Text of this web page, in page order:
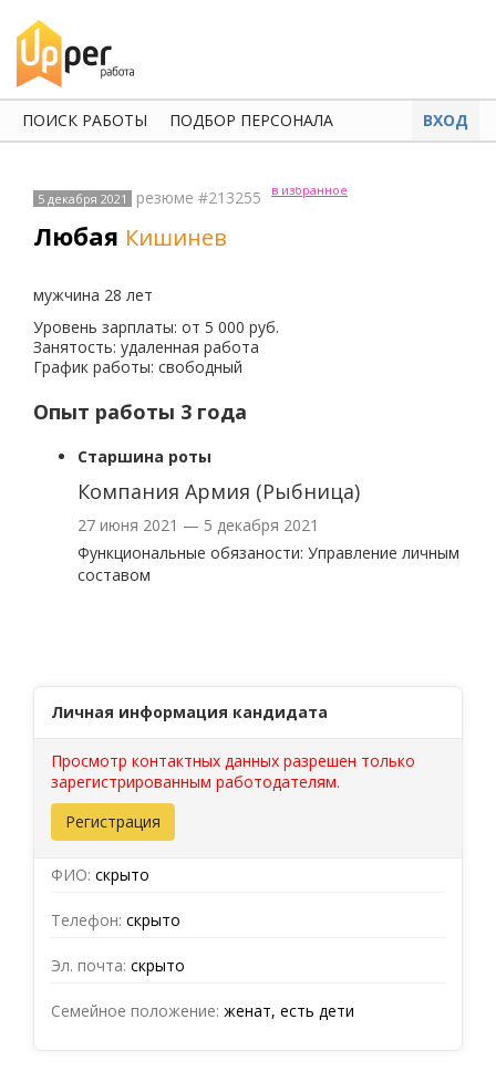
ПОИСК РАБОТЫ ПОДБОР ПЕРСОНАЛА ВХОД
5 декабря 2021 резюме #213255 в избранное
Любая Кишинев
мужчина 28 лет
Уровень зарплаты: от 5 000 руб.
Занятость: удаленная работа
График работы: свободный
Опыт работы 3 года
Старшина роты
Компания Армия (Рыбница)
27 июня 2021 — 5 декабря 2021
Функциональные обязаности: Управление личным
составом
Личная информация кандидата
Просмотр контактных данных разрешен только
зарегистрированным работодателям.
Регистрация
ФИО: скрыто
Телефон: скрыто
Эл. почта: скрыто
Семейное положение: женат, есть дети